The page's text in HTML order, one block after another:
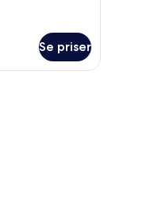
Se priser